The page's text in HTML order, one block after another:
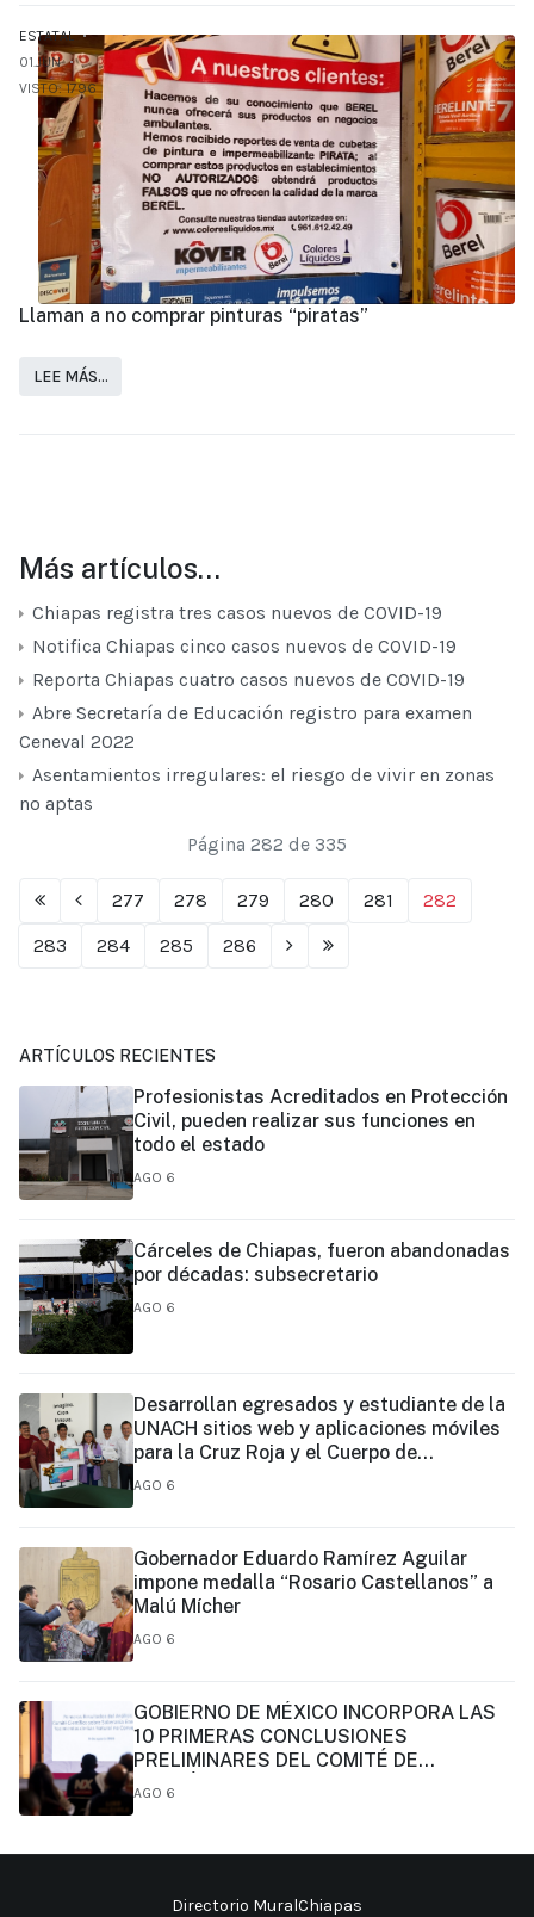
ESTATAL
01.JUN
VISTO: 1796
Llaman a no comprar pinturas “piratas”
LEE MÁS…
Más artículos…
Chiapas registra tres casos nuevos de COVID-19
Notifica Chiapas cinco casos nuevos de COVID-19
Reporta Chiapas cuatro casos nuevos de COVID-19
Abre Secretaría de Educación registro para examen
Ceneval 2022
Asentamientos irregulares: el riesgo de vivir en zonas
no aptas
Página 282 de 335
277 278 279 280 281
282
283
284 285 286
ARTÍCULOS RECIENTES
Profesionistas Acreditados en Protección
Civil, pueden realizar sus funciones en
todo el estado
AGO 6
Cárceles de Chiapas, fueron abandonadas
por décadas: subsecretario
AGO 6
Desarrollan egresados y estudiante de la
UNACH sitios web y aplicaciones móviles
para la Cruz Roja y el Cuerpo de
Bomberos de Tapachula
AGO 6
Gobernador Eduardo Ramírez Aguilar
impone medalla “Rosario Castellanos” a
Malú Mícher
AGO 6
GOBIERNO DE MÉXICO INCORPORA LAS
10 PRIMERAS CONCLUSIONES
PRELIMINARES DEL COMITÉ DE
CIENTÍFICOS Y ESPECIALISTAS PARA EL
PRESIDENTA CLAUDIA SHEINBAUM
AGO 6
Directorio MuralChiapas